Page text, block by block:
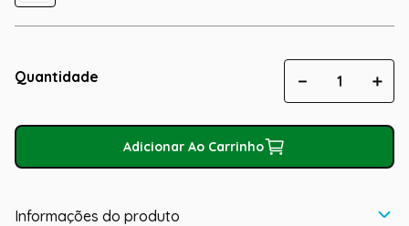
Quantidade ＋
－
Adicionar Ao Carrinho
Informações do produto